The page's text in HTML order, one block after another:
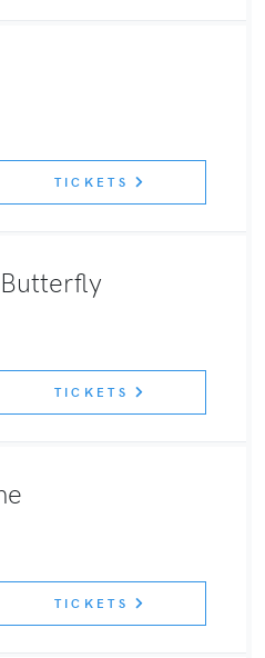
TICKETS
TICKETS
TICKETS